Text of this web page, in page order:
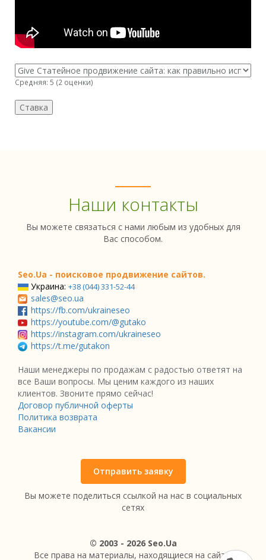
Средняя: 5 (2 оценки)
Наши контакты
Вы можете связаться с нами любым из удобных для
Вас способом.
Seo.Ua - поисковое продвижение сайтов.
Украина: +38 (044) 331-52-44
sales@seo.ua
https://fb.com/ukraineseo
https://youtube.com/@gutako
https://instagram.com/ukraineseo
https://t.me/gutakon
Наши менеджеры по продажам с радостью ответят на
все Ваши вопросы. Мы ценим каждого из наших
клиентов. Звоните прямо сейчас!
Договор публичной оферты
Политика возврата
Вакансии
Отправить заявку
Вы можете поделиться ссылкой на нас в социальных
сетях
© 2003 - 2026 Seo.Ua
Все права на материалы, находящиеся на сайте,